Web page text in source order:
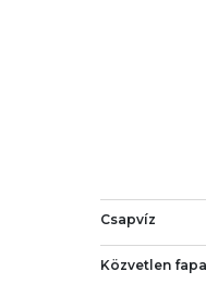
Csapvíz
Közvetlen